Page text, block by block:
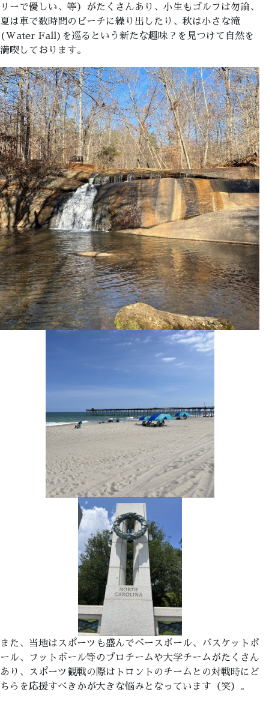
リーで優しい、等）がたくさんあり、小生もゴルフは勿論、
夏は車で数時間のビーチに繰り出したり、秋は小さな滝
(Water Fall)を巡るという新たな趣味？を見つけて自然を
満喫しております。
また、当地はスポーツも盛んでベースボール、バスケットボ
ール、フットボール等のプロチームや大学チームがたくさん
あり、スポーツ観戦の際はトロントのチームとの対戦時にど
ちらを応援すべきかが大きな悩みとなっています（笑）。